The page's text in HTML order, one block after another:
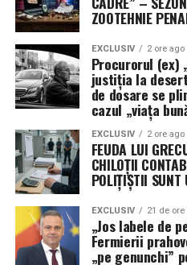
ta principală este
Lecția istoriei și eșecul
Istoria navală ne învață că,
Mondiale, aliații au fost
convoaielor, preferând să
ambele cazuri, strategia a
a revenit la escortarea
repete aceleași greșeli,
sigure” de la distanță, o
convingă armatorii să își
După cinci luni de conflict,
ZOOTEHNIE
EXCLUSIV 2 ore ago
Procurorul (ex)
justiția la
de dosare se
cazul „viața
EXCLUSIV 2 ore ago
FEUDA LUI
CHILOȚII
POLIȚIȘTII
EXCLUSIV 21 de ore
„Jos labele de
Fermierii
„pe genunchi”